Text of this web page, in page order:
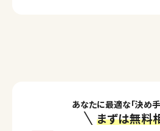
あなたに最適な「決め手
まずは無料